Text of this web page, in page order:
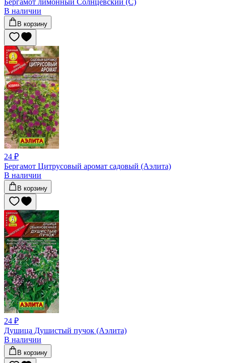
Бергамот лимонный Солнцевский (С)
В наличии
В корзину
24 ₽
Бергамот Цитрусовый аромат садовый (Аэлита)
В наличии
В корзину
24 ₽
Душица Душистый пучок (Аэлита)
В наличии
В корзину